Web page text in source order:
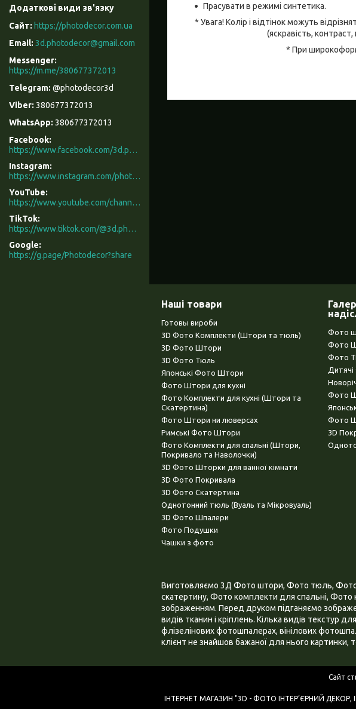
Прасувати в режимі синтетика.
* Увага! Колір і відтінок можуть
(яскравість,
* При
https://photodecor.com.ua
3d.photodecor@gmail.com
https://m.me/380677372013
@photodecor3d
380677372013
380677372013
Facebook
https://www.facebook.com/3d.photodecor/
Instagram
https://www.instagram.com/photodecor.com.ua/
YouTube
https://www.youtube.com/channel/UCXCUerfqRY1Pw7-IptdbqyA/videos
TikTok
https://www.tiktok.com/@3d.photodecor?is_from_webapp=1&sender_device=pc
Google
https://g.page/Photodecor?share
Наші товари
Готовы вироби
3D Фото Комплекти (Штори та тюль)
3D Фото Штори
3D Фото Тюль
Японські Фото Штори
Фото Штори для кухні
Фото Комплекти для кухні (Штори та
Скатертина)
Фото Штори ни люверсах
Римські Фото Штори
Фото Комплекти для спальні (Штори,
Покривало та Наволочки)
3D Фото Шторки для ванної кімнати
3D Фото Покривала
3D Фото Скатертина
Однотонний тюль (Вуаль та Мікровуаль)
3D Фото Шпалери
Фото Подушки
Чашки з фото
Фото
Фото
Фото
Фото
Фото
3D
Виготовляємо 3Д Фото штори, Фото тюль, Фото
скатертину, Фото комплекти для спальні, Фото
зображенням. Перед друком підганяємо
видів тканин і кріплень. Кілька видів текстур
флізелінових фотошпалерах, вінілових
клієнт не знайшов бажаної для нього картинки,
Сайт